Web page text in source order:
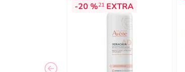
-20 %21EXTRA